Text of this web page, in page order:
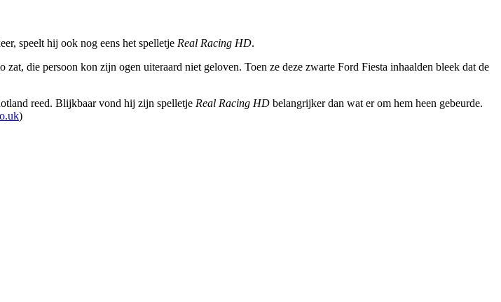
speelt hij ook nog eens het spelletje Real Racing HD.
die persoon kon zijn ogen uiteraard niet geloven. Toen ze deze zwarte Ford Fiesta inhaalden bleek dat de
reed. Blijkbaar vond hij zijn spelletje Real Racing HD belangrijker dan wat er om hem heen gebeurde.
)